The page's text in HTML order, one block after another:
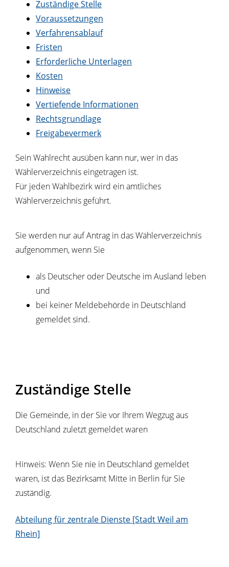
Zuständige Stelle
Voraussetzungen
Verfahrensablauf
Fristen
Erforderliche Unterlagen
Kosten
Hinweise
Vertiefende Informationen
Rechtsgrundlage
Freigabevermerk
Sein Wahlrecht ausüben kann nur, wer in das
Wählerverzeichnis eingetragen ist.
Für jeden Wahlbezirk wird ein amtliches
Wählerverzeichnis geführt.
Sie werden nur auf Antrag in das Wählerverzeichnis
aufgenommen, wenn Sie
als Deutscher oder Deutsche im Ausland leben
und
bei keiner Meldebehörde in Deutschland
gemeldet sind.
Zuständige Stelle
Die Gemeinde, in der Sie vor Ihrem Wegzug aus
Deutschland zuletzt gemeldet waren
Hinweis: Wenn Sie nie in Deutschland gemeldet
waren, ist das Bezirksamt Mitte in Berlin für Sie
zuständig.
Abteilung für zentrale Dienste [Stadt Weil am
Rhein]